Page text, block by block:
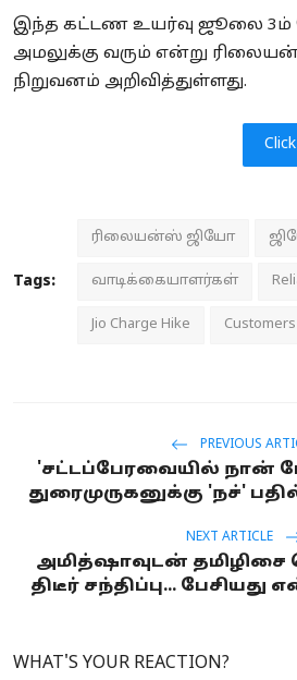
இந்த கட்டண உயர்வு ஜூலை 3ம்
அமலுக்கு வரும் என்று
நிறுவனம் அறிவித்துள்ளது.
Tags:
ரிலையன்ஸ் ஜியோ
வாடிக்கையாளர்கள்
Jio Charge Hike Customers
PREVIOUS
'சட்டப்பேரவையில் நான்
துரைமுருகனுக்கு 'நச்'
NEXT ARTICLE
அமித்ஷாவுடன்
திடீர் சந்திப்பு... பேசியது
WHAT'S YOUR REACTION?